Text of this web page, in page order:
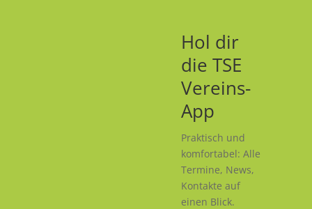
Hol dir
die TSE
Vereins-
App
Praktisch und
komfortabel: Alle
Termine, News,
Kontakte auf
einen Blick.